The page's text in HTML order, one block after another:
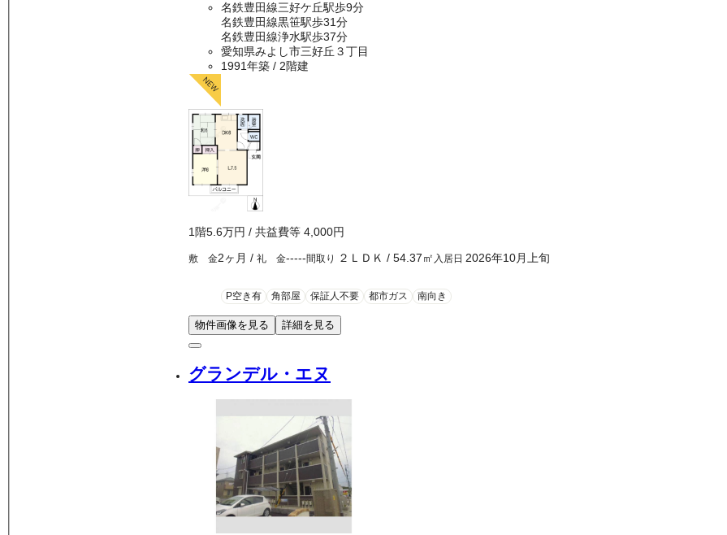
名鉄豊田線三好ケ丘駅歩9分
名鉄豊田線黒笹駅歩31分
名鉄豊田線浄水駅歩37分
愛知県みよし市三好丘３丁目
1991年築 / 2階建
1階5.6万円 / 共益費等 4,000円
敷 金2ヶ月 / 礼 金-----間取り ２ＬＤＫ / 54.37㎡ 入居日 2026年10月上旬
P空き有 角部屋 保証人不要 都市ガス 南向き
物件画像を見る 詳細を見る
グランデル・エヌ